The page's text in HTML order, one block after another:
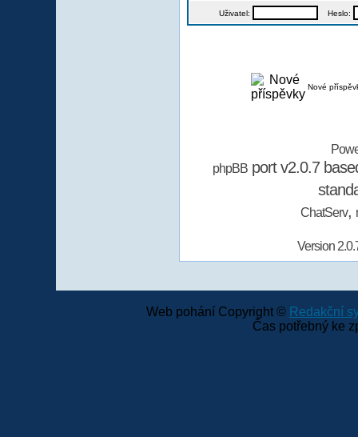
Uživatel: Heslo:
Nové
phpBBport v2.0.7
ChatServ,
Version
Web pohání Copyright © Redakční
Čas potřebný ke